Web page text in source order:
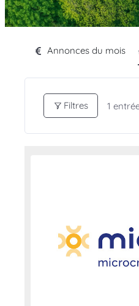
Annonces du mois
Filtres 1